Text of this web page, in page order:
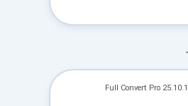
Full Convert Pro